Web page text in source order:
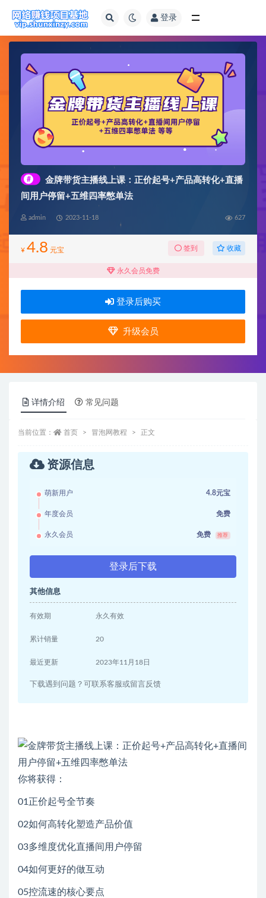
登录
#
金牌带货主播线上课：正价起号+产品高转化+直播
间用户停留+五维四率憋单法
admin 2023-11-18 627
¥ 4.8 元宝 签到 收藏
永久会员免费
登录后购买
升级会员
详情介绍 常见问题
当前位置： 首页 冒泡网教程 正文
资源信息
萌新用户 4.8元宝
年度会员 免费
永久会员 免费 推荐
登录后下载
其他信息
有效期 永久有效
累计销量 20
最近更新 2023年11月18日
下载遇到问题？可联系客服或留言反馈
你将获得：
01正价起号全节奏
02如何高转化塑造产品价值
03多维度优化直播间用户停留
04如何更好的做互动
05控流速的核心要点